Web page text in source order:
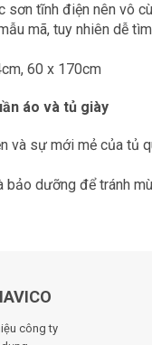
tĩnh điện nên vô
mã, tuy nhiên dễ
60 x 170cm
áo và tủ giày
và sự mới mẻ của tủ
bảo dưỡng để tránh
công ty